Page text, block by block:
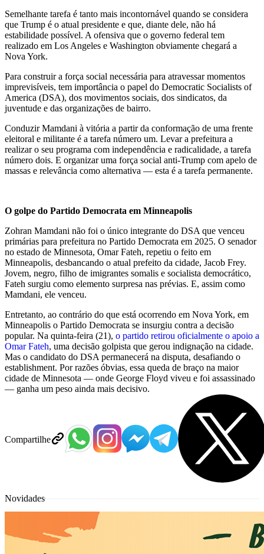
Compartilhe
Semelhante tarefa é tanto mais incontornável quando se considera
que Trump é o atual presidente e que, diante dele, não há
estabilidade possível. A ofensiva que o governo federal tem
realizado em Los Angeles e Washington obviamente chegará a
Nova York.
Para construir a força social necessária para atravessar momentos
imprevisíveis, tem importância o papel do Democratic Socialists of
America (DSA), dos movimentos sociais, dos sindicatos, da
juventude e das organizações de bairro.
Conduzir Mamdani à vitória a partir da conformação de uma frente
eleitoral e militante é a tarefa número um. Levar a prefeitura a
realizar o seu programa com independência e radicalidade, a tarefa
número dois. E organizar uma força social anti-Trump com apelo de
massas e relevância como alternativa — esta é a tarefa permanente.
O golpe do Partido Democrata em Minneapolis
Zohran Mamdani não foi o único integrante do DSA que venceu
primárias para prefeitura no Partido Democrata em 2025. O senador
no estado de Minnesota, Omar Fateh, repetiu o feito em
Minneapolis, desbancando o atual prefeito da cidade, Jacob Frey.
Jovem, negro, filho de imigrantes somalis e socialista democrático,
Fateh surgiu como elemento surpresa nas prévias. E, assim como
Mamdani, ele venceu.
Entretanto, ao contrário do que está ocorrendo em Nova York, em
Minneapolis o Partido Democrata se insurgiu contra a decisão
popular. Na quinta-feira (21), o partido retirou oficialmente o apoio a
Omar Fateh, uma decisão golpista que gerou indignação na cidade.
Mas o candidato do DSA permanecerá na disputa, desafiando o
establishment. Por razões óbvias, essa queda de braço na maior
cidade de Minnesota — onde George Floyd viveu e foi assassinado
— ganha um peso ainda mais decisivo.
Novidades